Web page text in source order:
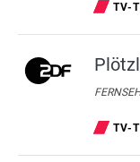
TV-
TV-